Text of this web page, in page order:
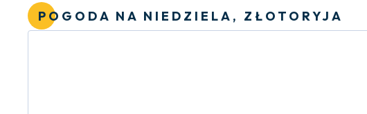
POGODA NA NIEDZIELA, ZŁOTORYJA